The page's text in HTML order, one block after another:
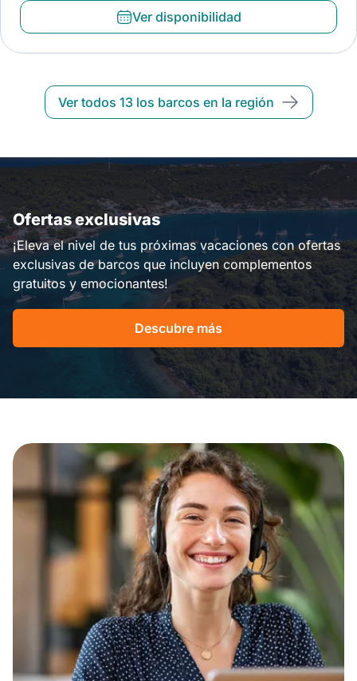
Ver disponibilidad
Ver todos 13 los barcos en la región
Ofertas exclusivas
¡Eleva el nivel de tus próximas vacaciones con ofertas
exclusivas de barcos que incluyen complementos
gratuitos y emocionantes!
Descubre más